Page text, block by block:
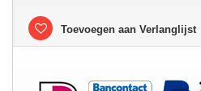
Toevoegen aan Verlanglijst